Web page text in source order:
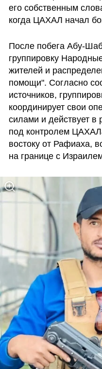
его собственным
когда ЦАХАЛ начал
После побега Абу-
группировку
жителей и
помощи". Согласно
источников,
координирует свои
силами и действует в
под контролем
востоку от Рафиаха,
на границе с